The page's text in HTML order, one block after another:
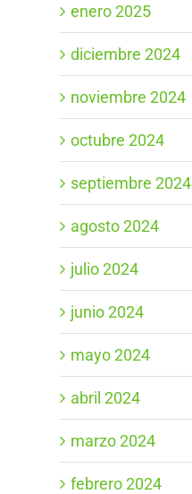
enero 2025
diciembre 2024
noviembre 2024
octubre 2024
septiembre 2024
agosto 2024
julio 2024
junio 2024
mayo 2024
abril 2024
marzo 2024
febrero 2024